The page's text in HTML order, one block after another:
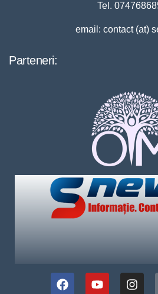
Tel.
email: contact (at)
Parteneri: